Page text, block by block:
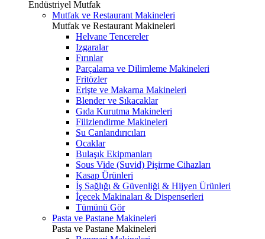
Endüstriyel Mutfak
Mutfak ve Restaurant Makineleri
Mutfak ve Restaurant Makineleri
Helvane Tencereler
Izgaralar
Fırınlar
Parçalama ve Dilimleme Makineleri
Fritözler
Erişte ve Makarna Makineleri
Blender ve Sıkacaklar
Gıda Kurutma Makineleri
Filizlendirme Makineleri
Su Canlandırıcıları
Ocaklar
Bulaşık Ekipmanları
Sous Vide (Suvid) Pişirme Cihazları
Kasap Ürünleri
İş Sağlığı & Güvenliği & Hijyen Ürünleri
İçecek Makinaları & Dispenserleri
Tümünü Gör
Pasta ve Pastane Makineleri
Pasta ve Pastane Makineleri